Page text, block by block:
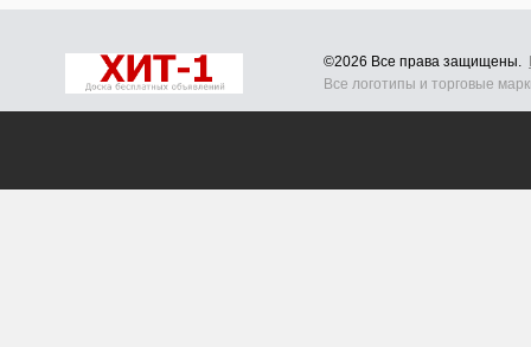
©2026 Все права защищены.
Все логотипы и торговые